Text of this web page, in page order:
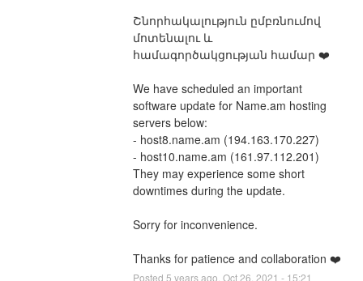
Շնորհակալություն ըմբռնումով
մոտենալու և
համագործակցության համար ❤️
We have scheduled an important
software update for Name.am hosting
servers below:
- host8.name.am (194.163.170.227)
- host10.name.am (161.97.112.201)
They may experience some short
downtimes during the update.
Sorry for inconvenience.
Thanks for patience and collaboration ❤️
Posted 5 years ago. Oct26 2021 - 15:21